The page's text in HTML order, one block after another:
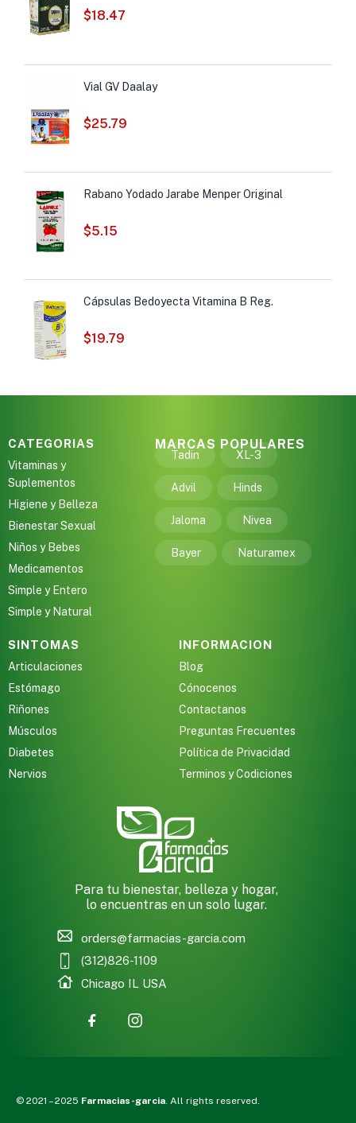
$18.47
Vial GV Daalay
$25.79
Rabano Yodado Jarabe Menper Original
$5.15
Cápsulas Bedoyecta Vitamina B Reg.
$19.79
CATEGORIAS
Vitaminas y
Suplementos
Higiene y Belleza
Bienestar Sexual
Niños y Bebes
Medicamentos
Simple y Entero
Simple y Natural
MARCAS POPULARES
Tadin XL-3
Advil Hinds
Jaloma Nivea
Bayer Naturamex
SINTOMAS
Articulaciones
Estómago
Riñones
Músculos
Diabetes
Nervios
INFORMACION
Blog
Cónocenos
Contactanos
Preguntas Frecuentes
Política de Privacidad
Terminos y Codiciones
Para tu bienestar, belleza y hogar,
lo encuentras en un solo lugar.
orders@farmacias-garcia.com
(312)826-1109
Chicago IL USA
© 2021 – 2025 Farmacias-garcia. All rights reserved.